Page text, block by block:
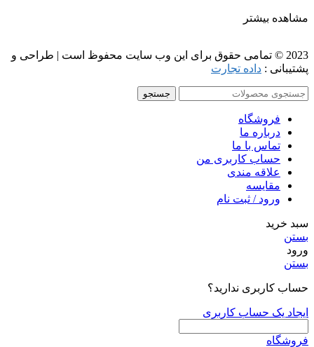
مشاهده بیشتر
2023 © تمامی حقوق برای این وب سایت محفوظ است | طراحی و
پشتیبانی : داده تجارت
جستجو
فروشگاه
درباره ما
تماس با ما
حساب کاربری من
علاقه مندی
مقايسه
ورود / ثبت نام
سبد خرید
بستن
ورود
بستن
حساب کاربری ندارید؟
ایجاد یک حساب کاربری
فروشگاه